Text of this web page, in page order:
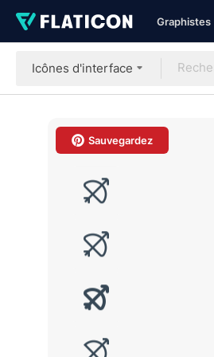
Graphistes
Icônes d'interface
Sauvegardez